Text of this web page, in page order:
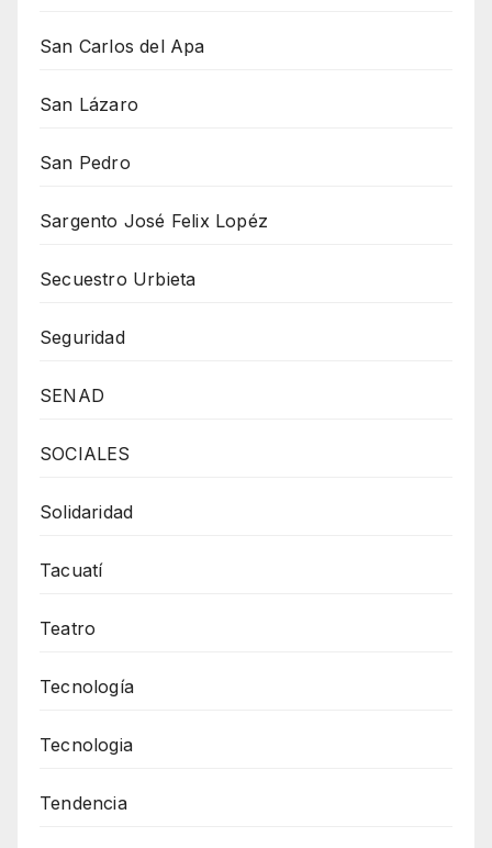
San Carlos del Apa
San Lázaro
San Pedro
Sargento José Felix Lopéz
Secuestro Urbieta
Seguridad
SENAD
SOCIALES
Solidaridad
Tacuatí
Teatro
Tecnología
Tecnologia
Tendencia